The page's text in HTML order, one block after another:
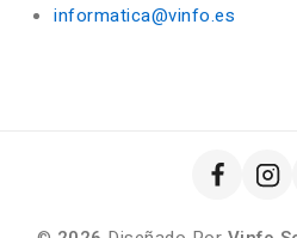
informatica@vinfo.es